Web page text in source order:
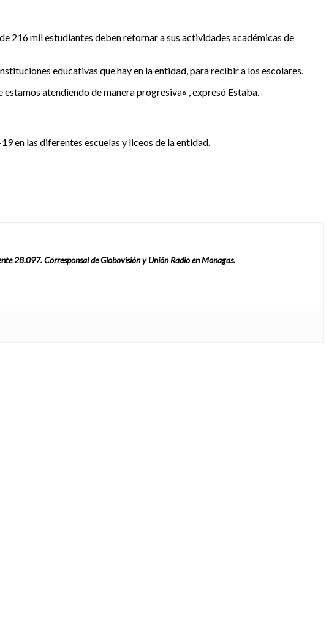
216 mil estudiantes deben retornar a sus actividades académicas de
educativas que hay en la entidad, para recibir a los escolares.
atendiendo de manera progresiva» , expresó Estaba.
en las diferentes escuelas y liceos de la entidad.
28.097. Corresponsal de Globovisión y Unión Radio en Monagas.